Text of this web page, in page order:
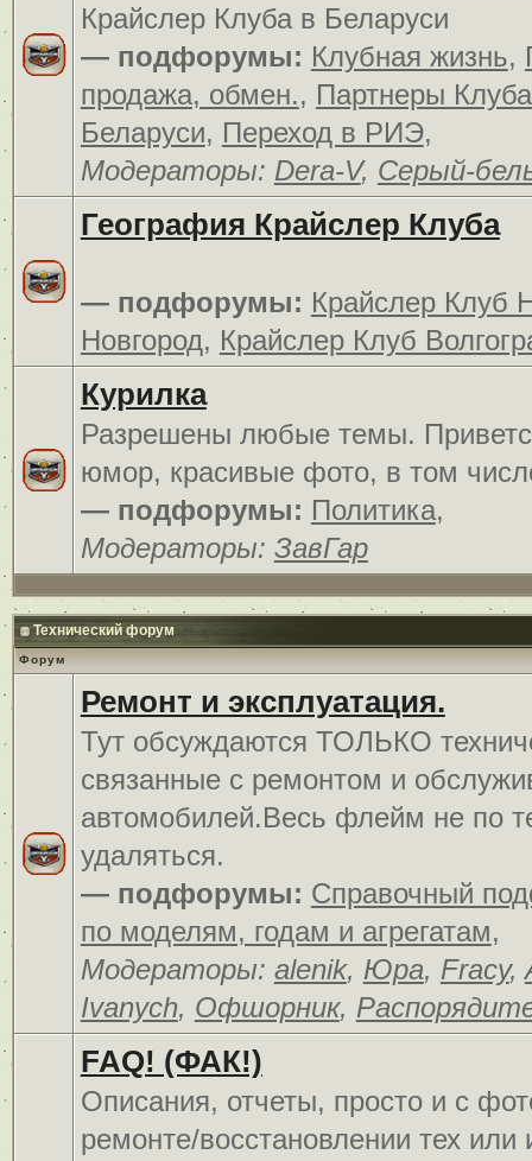
Крайслер Клуба в Беларуси
— подфорумы: Клубная жизнь,
продажа, обмен., Партнеры
Беларуси, Переход в РИЭ,
Модераторы: Dera-V, Серый-
География Крайслер Клуба
— подфорумы: Крайслер Клуб
Новгород, Крайслер Клуб
Курилка
Разрешены любые темы.
юмор, красивые фото, в том
— подфорумы: Политика,
Модераторы: ЗавГар
Технический форум
Форум
Ремонт и эксплуатация.
Тут обсуждаются ТОЛЬКО
связанные с ремонтом и
автомобилей.Весь флейм не по
удаляться.
— подфорумы: Справочный
по моделям, годам и агрегатам,
Модераторы: alenik, Юра, Fracy,
Ivanych, Офшорник,
FAQ! (ФАК!)
Описания, отчеты, просто и c
ремонте/восстановлении тех или